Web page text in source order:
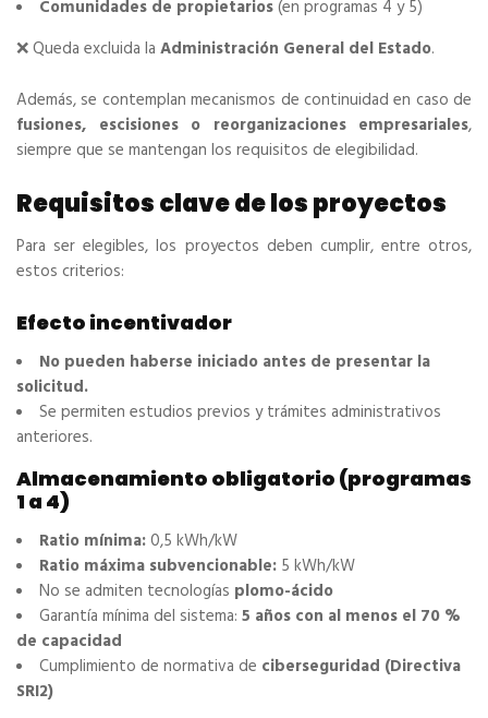
Comunidades de propietarios(en programas 4 y 5)
❌ Queda excluida la Administración General del Estado.
Además, se contemplan mecanismos de continuidad en caso de
fusiones, escisiones o reorganizaciones empresariales,
siempre que se mantengan los requisitos de elegibilidad.
Requisitos clave de los proyectos
Para ser elegibles, los proyectos deben cumplir, entre otros,
estos criterios:
Efecto incentivador
No pueden haberse iniciado antes de presentar la
solicitud.
Se permiten estudios previos y trámites administrativos
anteriores.
Almacenamiento obligatorio (programas
1 a 4)
Ratio mínima:0,5 kWh/kW
Ratio máxima subvencionable: 5 kWh/kW
No se admiten tecnologías plomo-ácido
Garantía mínima del sistema: 5 años con al menos el 70 %
de capacidad
Cumplimiento de normativa de ciberseguridad (Directiva
SRI2)